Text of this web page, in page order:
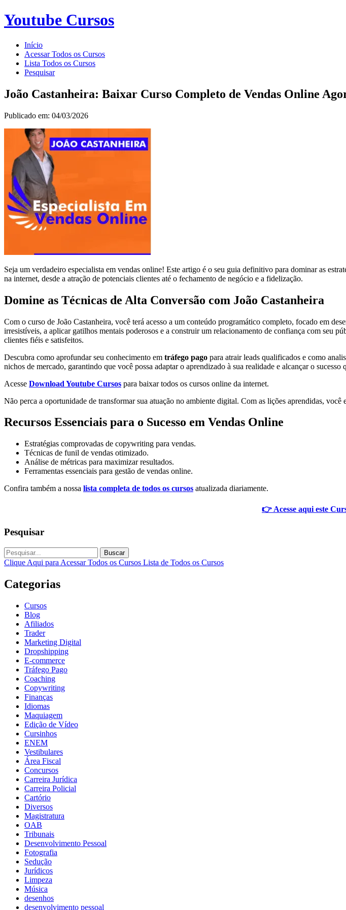
Youtube Cursos
Início
Acessar Todos os Cursos
Lista Todos os Cursos
Pesquisar
João Castanheira: Baixar Curso Completo de Vendas Online
Publicado em: 04/03/2026
Seja um verdadeiro especialista em vendas online! Este artigo é o seu guia definitivo para dominar as
na internet, desde a atração de potenciais clientes até o fechamento de negócio e a fidelização.
Domine as Técnicas de Alta Conversão com João Castanheira
Com o curso de João Castanheira, você terá acesso a um conteúdo programático completo, focado em
irresistíveis, a aplicar gatilhos mentais poderosos e a construir um relacionamento de confiança com seu
clientes fiéis e satisfeitos.
Descubra como aprofundar seu conhecimento em tráfego pago para atrair leads qualificados e como
nichos de mercado, garantindo que você possa adaptar o aprendizado à sua realidade e alcançar o sucesso
Acesse Download Youtube Cursos para baixar todos os cursos online da internet.
Não perca a oportunidade de transformar sua atuação no ambiente digital. Com as lições aprendidas,
Recursos Essenciais para o Sucesso em Vendas Online
Estratégias comprovadas de copywriting para vendas.
Técnicas de funil de vendas otimizado.
Análise de métricas para maximizar resultados.
Ferramentas essenciais para gestão de vendas online.
Confira também a nossa lista completa de todos os cursos atualizada diariamente.
👉 Acesse aqui este
Pesquisar
Buscar
Clique Aqui para Acessar Todos os Cursos Lista de Todos os Cursos
Categorias
Cursos
Blog
Afiliados
Trader
Marketing Digital
Dropshipping
E-commerce
Tráfego Pago
Coaching
Copywriting
Finanças
Idiomas
Maquiagem
Edição de Vídeo
Cursinhos
ENEM
Vestibulares
Área Fiscal
Concursos
Carreira Jurídica
Carreira Policial
Cartório
Diversos
Magistratura
OAB
Tribunais
Desenvolvimento Pessoal
Fotografia
Sedução
Jurídicos
Limpeza
Música
desenhos
desenvolvimento pessoal